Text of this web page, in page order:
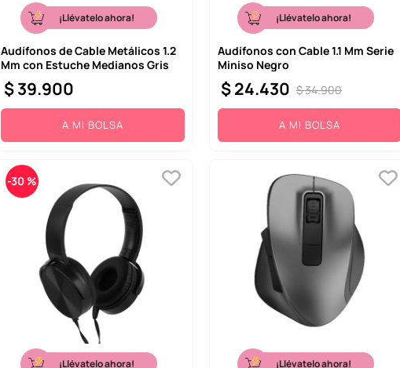
¡Llévatelo ahora!
Audífonos de Cable Metálicos 1.2
Mm con Estuche Medianos Gris
$39.900
A MI BOLSA
¡Llévatelo ahora!
Audífonos con Cable 1.1 Mm Serie
Miniso Negro
$34.900
$24.430
A MI BOLSA
-30 %
¡Llévatelo ahora! ¡Llévatelo ahora!